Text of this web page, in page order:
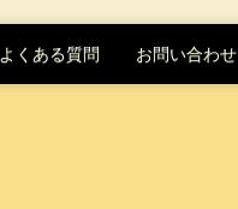
よくある質問 お問い合わせ